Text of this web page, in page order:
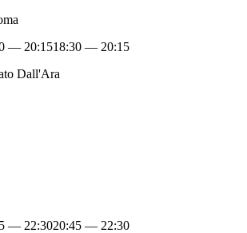
— 20:1518:30 — 20:15
Dall'Ara
— 22:3020:45 — 22:30